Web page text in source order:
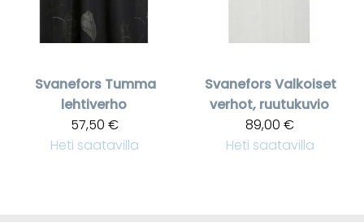
Svanefors Tumma
lehtiverho
57,50 €
Heti saatavilla
SvaneforsValkoiset
verhot, ruutukuvio
89,00 €
Heti saatavilla